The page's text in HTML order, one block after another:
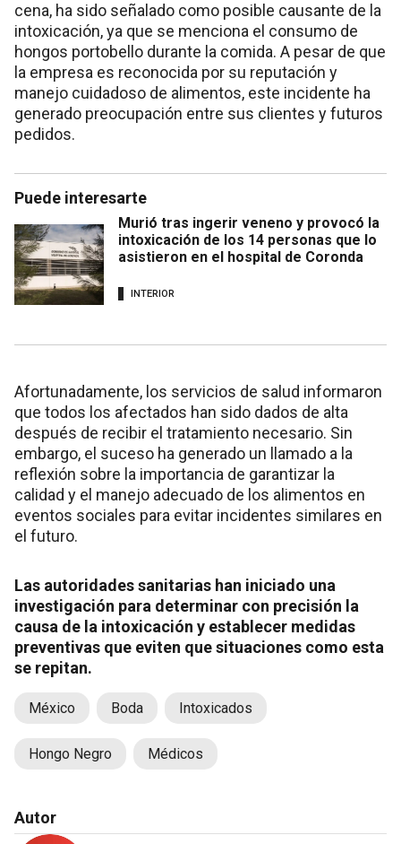
cena, ha sido señalado como posible causante de la
intoxicación, ya que se menciona el consumo de
hongos portobello durante la comida. A pesar de que
la empresa es reconocida por su reputación y
manejo cuidadoso de alimentos, este incidente ha
generado preocupación entre sus clientes y futuros
pedidos.
Puede interesarte
Murió tras ingerir veneno y provocó la
intoxicación de los 14 personas que lo
asistieron en el hospital de Coronda
INTERIOR
Afortunadamente, los servicios de salud informaron
que todos los afectados han sido dados de alta
después de recibir el tratamiento necesario. Sin
embargo, el suceso ha generado un llamado a la
reflexión sobre la importancia de garantizar la
calidad y el manejo adecuado de los alimentos en
eventos sociales para evitar incidentes similares en
el futuro.
Las autoridades sanitarias han iniciado una
investigación para determinar con precisión la
causa de la intoxicación y establecer medidas
preventivas que eviten que situaciones como esta
se repitan.
México Boda Intoxicados
Hongo Negro Médicos
Autor